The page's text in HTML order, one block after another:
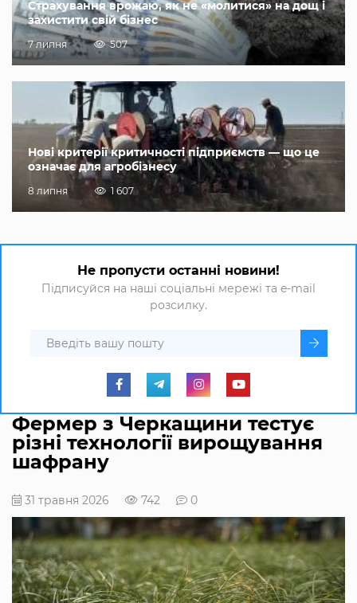
Страхування врожаю, як не «молитися» на дощ і
захистити свій бізнес
7 липня 507
Нові критерії критичності підприємств — що це
означає для агробізнесу
8 липня 1 607
Не пропусти останні новини!
Підписуйся на наші соціальні мережі та e-mail
розсилку.
Фермер з Черкащини тестує
різні технології вирощування
шафрану
31 травня 2026 742 0